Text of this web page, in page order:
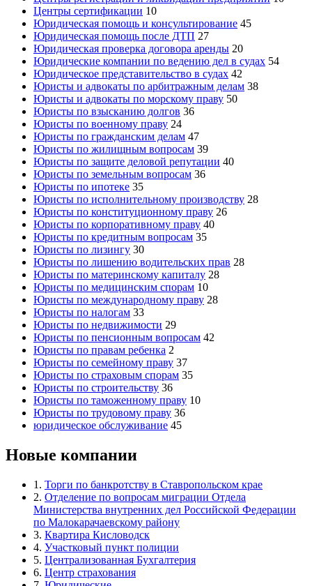
Центры сертификации 10
Юридическая помощь и консультирование 45
Юридическая помощь после ДТП 27
Юридическая проверка договора аренды 20
Юридические компании по ведению дел в судах 54
Юридическое представительство в судах 42
Юристы и адвокаты по арбитражным делам 38
Юристы и адвокаты по морскому праву 50
Юристы по взысканию долгов 36
Юристы по военному праву 24
Юристы по гражданским делам 47
Юристы по жилищным вопросам 39
Юристы по защите деловой репутации 40
Юристы по земельным вопросам 36
Юристы по ипотеке 35
Юристы по исполнительному производству 28
Юристы по конституционному праву 26
Юристы по корпоративному праву 40
Юристы по кредитным вопросам 35
Юристы по лизингу 30
Юристы по лишению водительских прав 28
Юристы по материнскому капиталу 28
Юристы по медицинским спорам 10
Юристы по международному праву 28
Юристы по налогам 33
Юристы по недвижимости 29
Юристы по пенсионным вопросам 42
Юристы по правам ребенка 2
Юристы по семейному праву 37
Юристы по страховым спорам 35
Юристы по строительству 36
Юристы по таможенному праву 10
Юристы по трудовому праву 36
юридическое обслуживание 45
Новые компании
1. Торги по банкротству в Ставропольском крае
2. Отделение по вопросам миграции Отдела
Министерства внутренних дел Российской Федерации
по Малокарачаевскому району
3. Квартира Кисловодск
4. Участковый пункт полиции
5. Централизованная Бухгалтерия
6. Центр страхования